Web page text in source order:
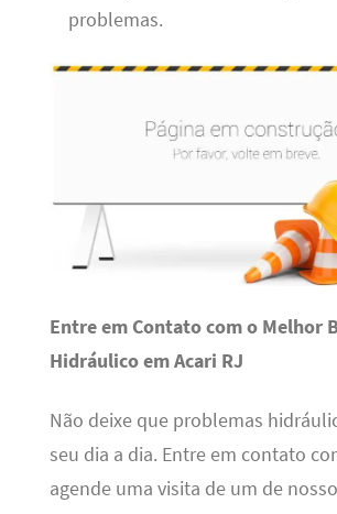
problemas.
Entre em Contato com o Melhor
Hidráulico em Acari RJ
Não deixe que problemas
seu dia a dia. Entre em contato
agende uma visita de um de